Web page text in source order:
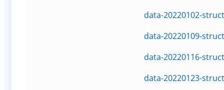
data-20220102-
data-20220109-
data-20220116-
data-20220123-